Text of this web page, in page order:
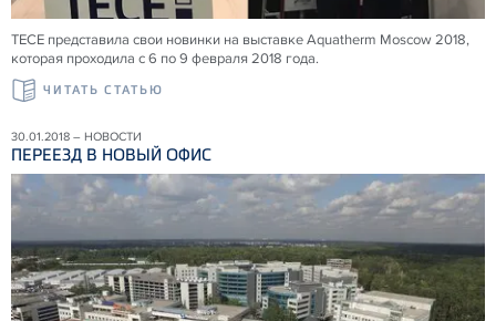
ТЕСЕ представила свои новинки на выставке Aquatherm Moscow 2018,
которая проходила с 6 по 9 февраля 2018 года.
ЧИТАТЬ СТАТЬЮ
30.01.2018 – НОВОСТИ
ПЕРЕЕЗД В НОВЫЙ ОФИС